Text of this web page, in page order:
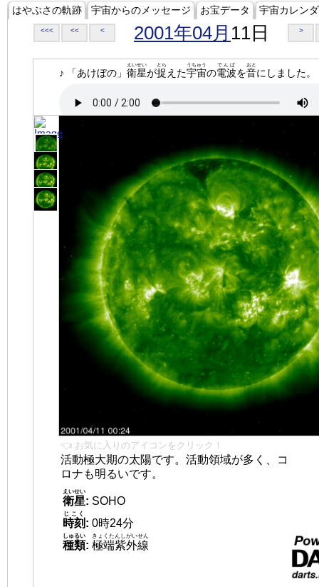
はやぶさの軌跡 宇宙からのメッセージ お宝データ 宇宙カレン
<<< << < 2001年04月 11日 >
♪ 「あけぼの」 衛星
えいせい
が捉
とら
えた宇宙
うちゅう
の電波
でんぱ
を音
おと
にしました。
👈 お気に入りのアイコンをクリック！
活動極大期の太陽です。活動領域が多く、コ
ロナも明るいです。
衛星
えいせい
: SOHO
時刻
じこく
: 0時24分
種類
しゅるい
: 極端紫外線
きょくたんしがいせん